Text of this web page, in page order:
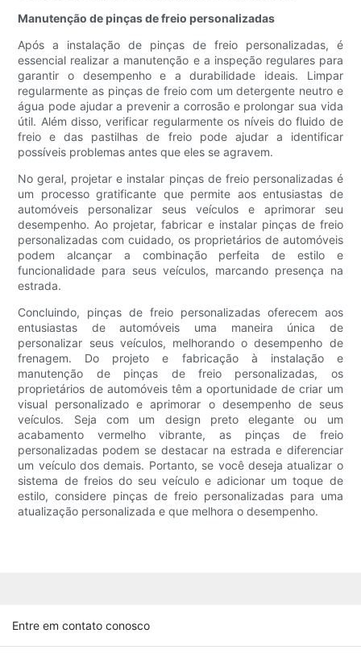
Manutenção de pinças de freio personalizadas
Após a instalação de pinças de freio personalizadas, é
essencial realizar a manutenção e a inspeção regulares para
garantir o desempenho e a durabilidade ideais. Limpar
regularmente as pinças de freio com um detergente neutro e
água pode ajudar a prevenir a corrosão e prolongar sua vida
útil. Além disso, verificar regularmente os níveis do fluido de
freio e das pastilhas de freio pode ajudar a identificar
possíveis problemas antes que eles se agravem.
No geral, projetar e instalar pinças de freio personalizadas é
um processo gratificante que permite aos entusiastas de
automóveis personalizar seus veículos e aprimorar seu
desempenho. Ao projetar, fabricar e instalar pinças de freio
personalizadas com cuidado, os proprietários de automóveis
podem alcançar a combinação perfeita de estilo e
funcionalidade para seus veículos, marcando presença na
estrada.
Concluindo, pinças de freio personalizadas oferecem aos
entusiastas de automóveis uma maneira única de
personalizar seus veículos, melhorando o desempenho de
frenagem. Do projeto e fabricação à instalação e
manutenção de pinças de freio personalizadas, os
proprietários de automóveis têm a oportunidade de criar um
visual personalizado e aprimorar o desempenho de seus
veículos. Seja com um design preto elegante ou um
acabamento vermelho vibrante, as pinças de freio
personalizadas podem se destacar na estrada e diferenciar
um veículo dos demais. Portanto, se você deseja atualizar o
sistema de freios do seu veículo e adicionar um toque de
estilo, considere pinças de freio personalizadas para uma
atualização personalizada e que melhora o desempenho.
Entre em contato conosco